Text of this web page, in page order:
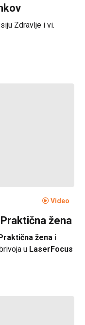
Zdravlje i vi.
Video
žena
žena i
u LaserFocus